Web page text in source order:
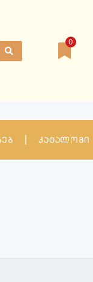
0
კატალოგი